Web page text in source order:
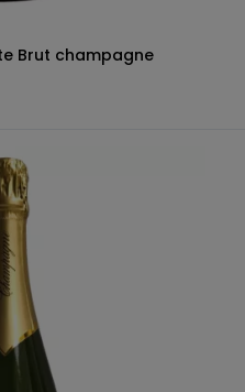
Brut champagne